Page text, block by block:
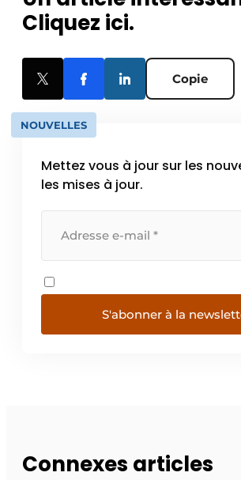
Cliquez ici.
Copie
NOUVELLES
Mettez vous à jour sur les
les mises à jour.
S'abonner à la
Connexes articles